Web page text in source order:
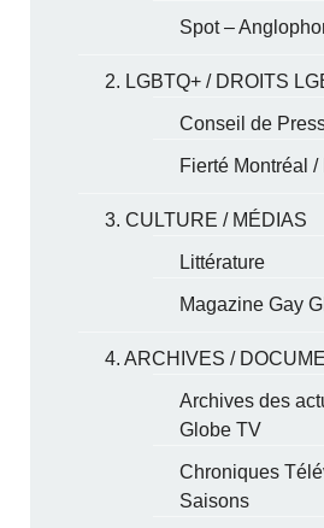
Spot –
2. LGBTQ+ / DROITS
Conseil de
Fierté Montréal
3. CULTURE / MÉDIAS
Littérature
Magazine Gay
4. ARCHIVES /
Archives des
Globe TV
Chroniques
Saisons